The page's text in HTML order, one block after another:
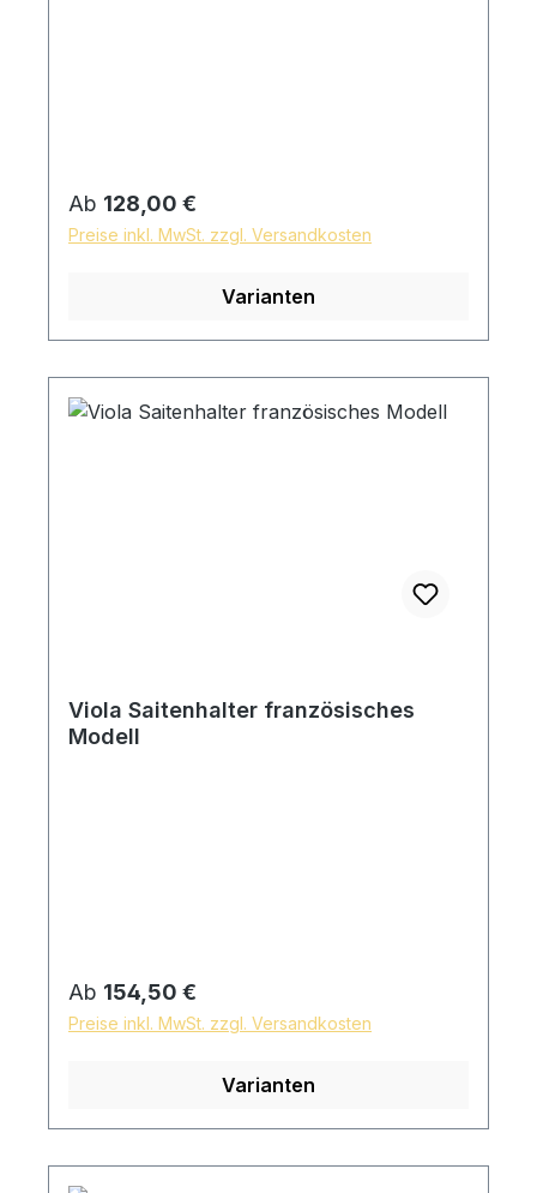
Regulärer Preis:
Ab 128,00 €
Preise inkl. MwSt. zzgl. Versandkosten
Varianten
Viola Saitenhalter französisches
Modell
Regulärer Preis:
Ab 154,50 €
Preise inkl. MwSt. zzgl. Versandkosten
Varianten